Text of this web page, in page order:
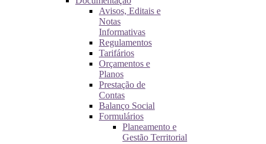
Avisos, Editais e
Notas
Informativas
Regulamentos
Tarifários
Orçamentos e
Planos
Prestação de
Contas
Balanço Social
Formulários
Planeamento e
Gestão Territorial